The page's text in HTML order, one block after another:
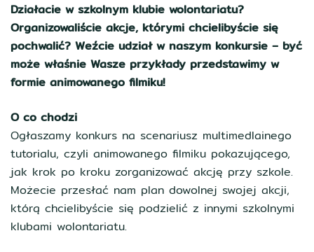
Działacie w szkolnym klubie wolontariatu?
Organizowaliście akcje, którymi chcielibyście się
pochwalić? Weźcie udział w naszym konkursie – być
może właśnie Wasze przykłady przedstawimy w
formie animowanego filmiku!
O co chodzi
Ogłaszamy konkurs na scenariusz multimedlainego
tutorialu, czyli animowanego filmiku pokazującego,
jak krok po kroku zorganizować akcję przy szkole.
Możecie przesłać nam plan dowolnej swojej akcji,
którą chcielibyście się podzielić z innymi szkolnymi
klubami wolontariatu.